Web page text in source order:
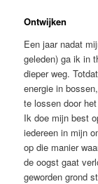
Ontwijken
Een jaar nadat
geleden) ga ik in
dieper weg.
energie in
te lossen door
Ik doe mijn best
iedereen in mijn
op die manier
de oogst gaat
geworden grond